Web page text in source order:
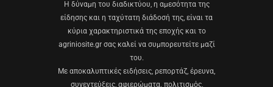
Η δύναμη του διαδικτύου, η αμεσότητα της
είδησης και η ταχύτατη διάδοσή της, είναι τα
κύρια χαρακτηριστικά της εποχής και το
agriniosite.gr σας καλεί να συμπορευτείτε μαζί
του.
Με αποκαλυπτικές ειδήσεις, ρεπορτάζ, έρευνα,
συνεντεύξεις, αφιερώματα. πολιτισμός,